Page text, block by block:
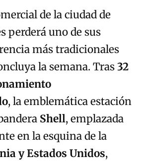
de la ciudad de
perderá uno de sus
más tradicionales
la semana. Tras32
, la emblemática estación
Shell, emplazada
en la esquina de la
y Estados Unidos,